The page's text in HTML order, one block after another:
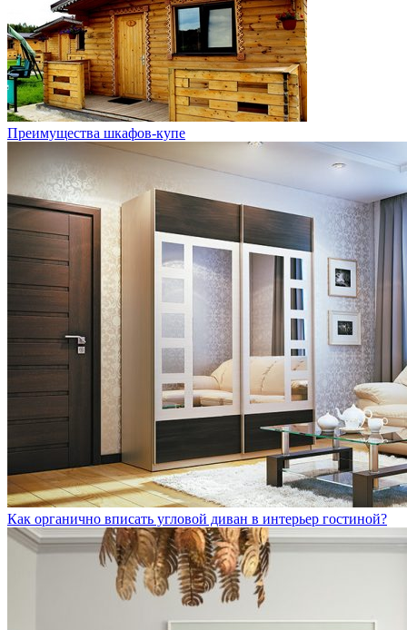
Преимущества шкафов-купе
Как органично вписать угловой диван в интерьер гостиной?